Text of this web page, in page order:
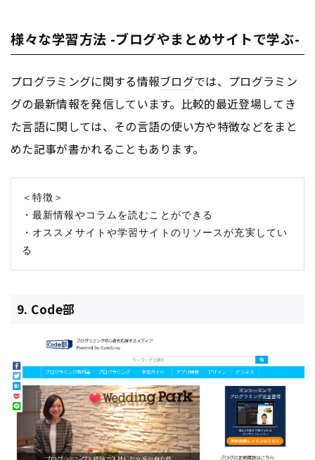
様々な学習方法 -ブログやまとめサイトで学ぶ-
プログラミングに関する情報ブログでは、プログラミン
グの最新情報を発信しています。比較的最近登場してき
た言語に関しては、その言語の使い方や特徴などをまと
めた記事が書かれることもあります。
＜特徴＞
・最新情報やコラムを読むことができる
・オススメサイトや学習サイトのリソースが充実してい
9. Code部